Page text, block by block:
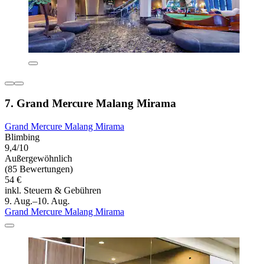
7. Grand Mercure Malang Mirama
Grand Mercure Malang Mirama
Blimbing
9,4/10
Außergewöhnlich
(85 Bewertungen)
54 €
inkl. Steuern & Gebühren
9. Aug.–10. Aug.
Grand Mercure Malang Mirama